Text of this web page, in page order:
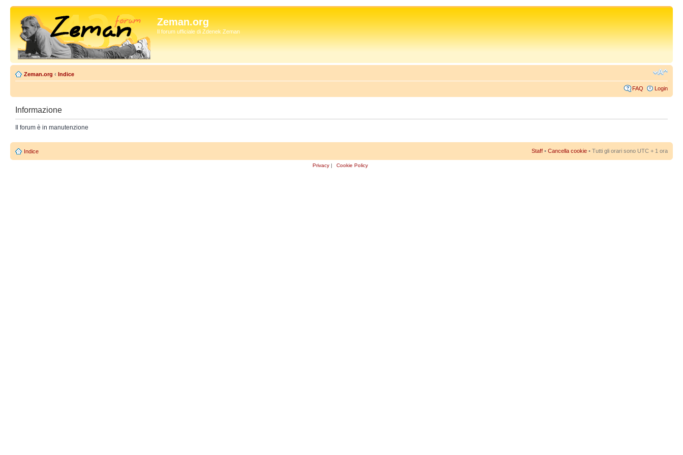
Zeman.org
Il forum ufficiale di Zdenek Zeman
Zeman.org ‹ Indice
FAQ Login
Informazione
Il forum è in manutenzione
Indice Staff • Cancella cookie • Tutti gli orari sono UTC + 1 ora
Privacy | Cookie Policy